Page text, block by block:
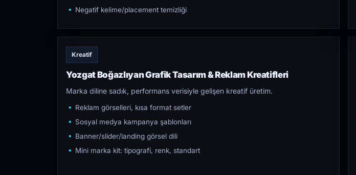
Negatif kelime/placement temizliği
Kreatif
Yozgat Boğazlıyan Grafik Tasarım & Reklam Kreatifleri
Marka diline sadık, performans verisiyle gelişen kreatif üretim.
Reklam görselleri, kısa format setler
Sosyal medya kampanya şablonları
Banner/slider/landing görsel dili
Mini marka kit: tipografi, renk, standart